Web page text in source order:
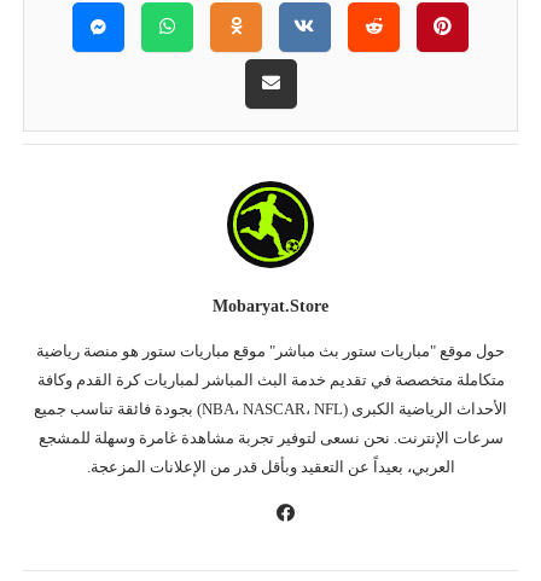
Mobaryat.store
حول موقع "مباريات ستور بث مباشر" موقع مباريات ستور هو منصة رياضية
متكاملة متخصصة في تقديم خدمة البث المباشر لمباريات كرة القدم وكافة
الأحداث الرياضية الكبرى (NBA، NASCAR، NFL) بجودة فائقة تناسب جميع
سرعات الإنترنت. نحن نسعى لتوفير تجربة مشاهدة غامرة وسهلة للمشجع
العربي، بعيداً عن التعقيد وبأقل قدر من الإعلانات المزعجة.